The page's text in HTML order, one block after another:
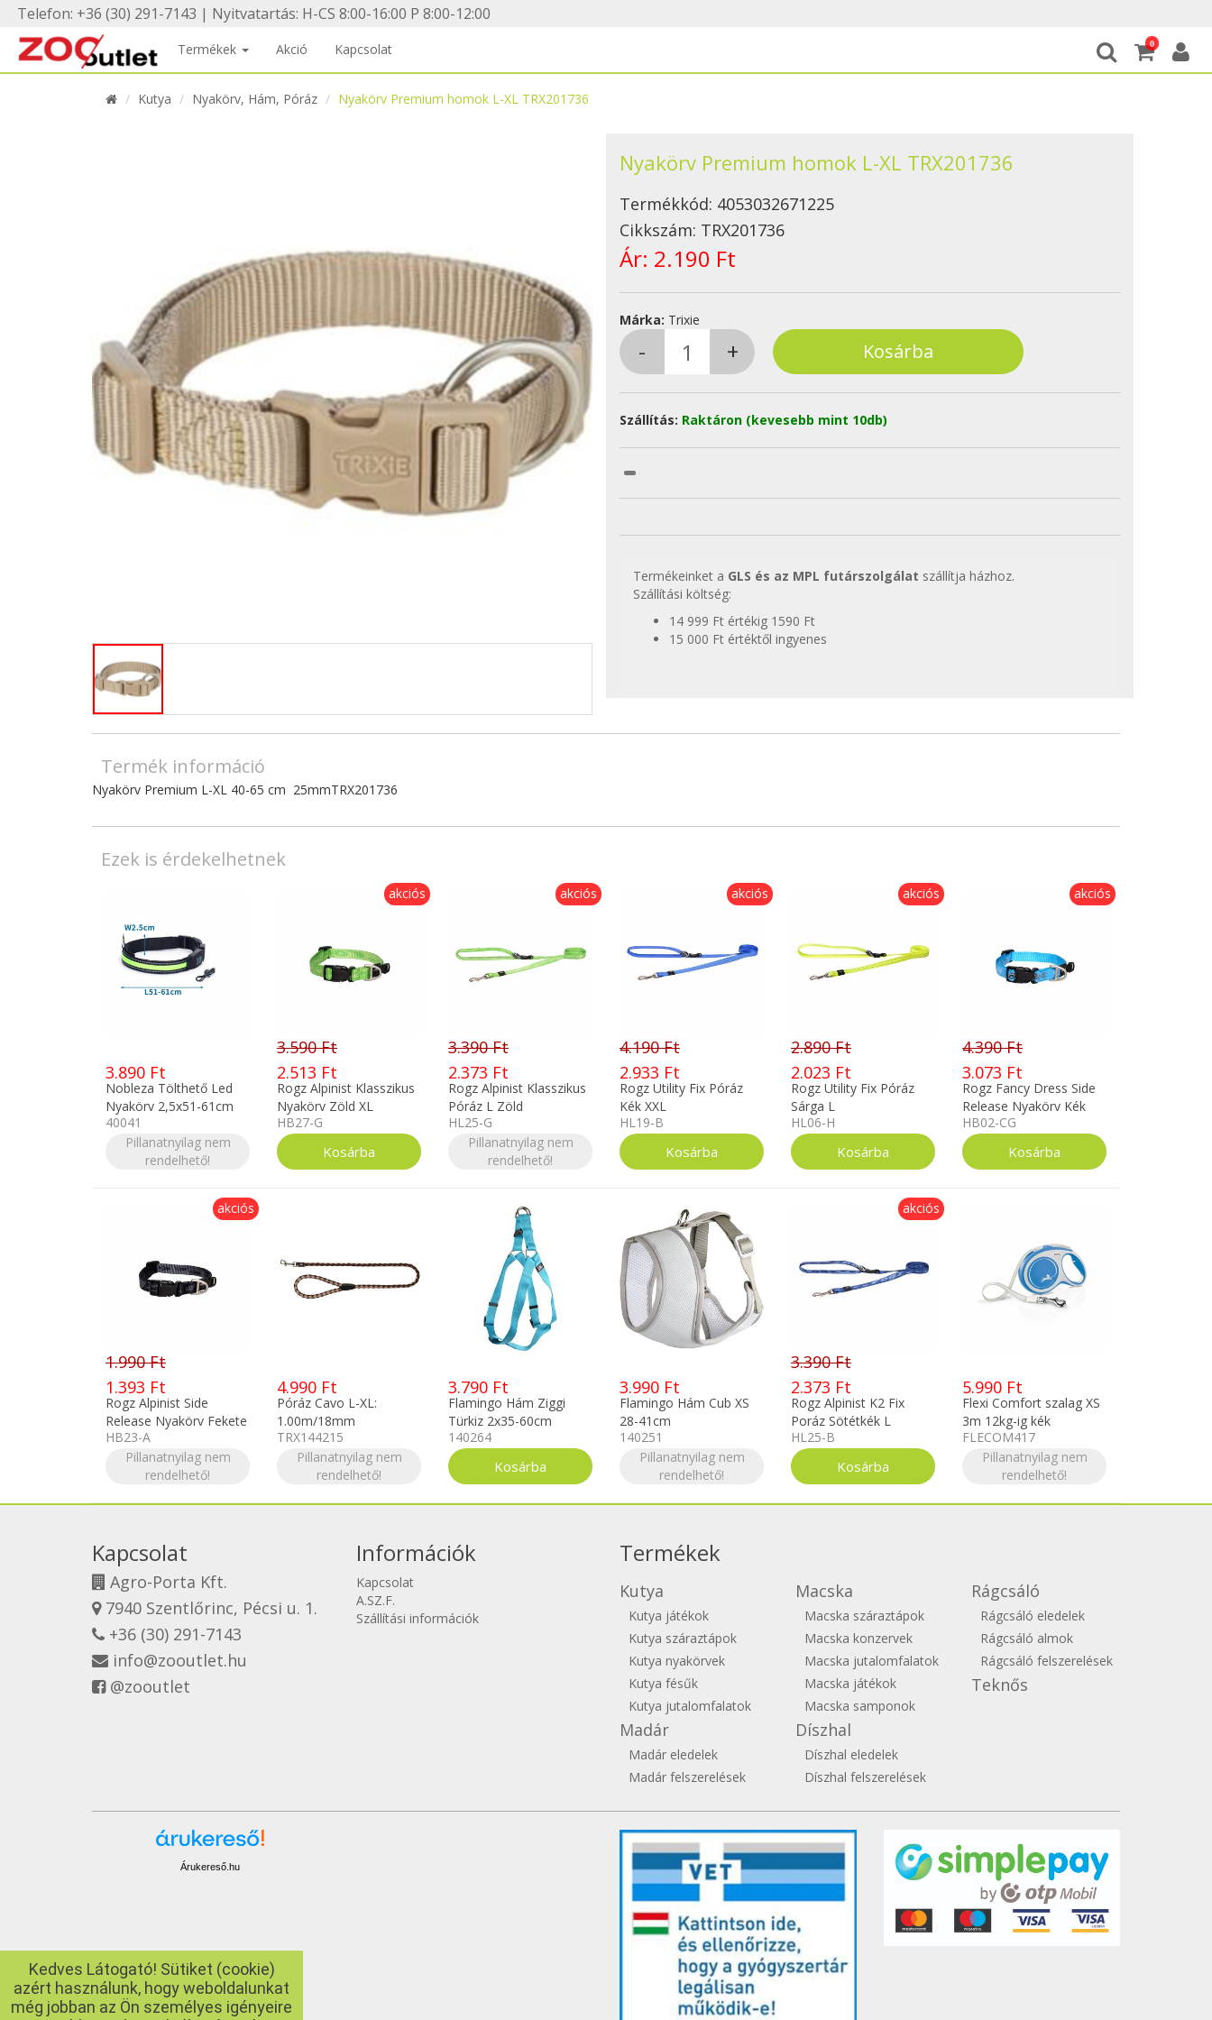
Telefon: +36 (30) 291-7143 | Nyitvatartás: H-CS 8:00-16:00 P 8:00-12:00
0
Termékek Akció Kapcsolat
Kutya Nyakörv, Hám, Póráz Nyakörv Premium homok L-XL TRX201736
Nyakörv Premium homok L-XL TRX201736
Termékkód: 4053032671225
Cikkszám: TRX201736
Ár: 2.190 Ft
Márka: Trixie
Szállítás: Raktáron (kevesebb mint 10db)
Termékeinket a GLS és az MPL futárszolgálat szállítja házhoz.
Szállítási költség:
14 999 Ft értékig 1590 Ft
15 000 Ft értéktől ingyenes
Termék információ
Nyakörv Premium L-XL 40-65 cm 25mmTRX201736
Ezek is érdekelhetnek
3.890 Ft
Nobleza Tölthető Led
Nyakörv 2,5x51-61cm
Zöld M 40041
40041
Pillanatnyilag nem
rendelhető!
akciós
3.590 Ft
2.513 Ft
Rogz Alpinist Klasszikus
Nyakörv Zöld XL
HB27-G
akciós
3.390 Ft
2.373 Ft
Rogz Alpinist Klasszikus
Póráz L Zöld
HL25-G
Pillanatnyilag nem
rendelhető!
akciós
4.190 Ft
2.933 Ft
Rogz Utility Fix Póráz
Kék XXL
HL19-B
akciós
2.890 Ft
2.023 Ft
Rogz Utility Fix Póráz
Sárga L
HL06-H
akciós
4.390 Ft
3.073 Ft
Rogz Fancy Dress Side
Release Nyakörv Kék
Díszes XL
HB02-CG
akciós
1.990 Ft
1.393 Ft
Rogz Alpinist Side
Release Nyakörv Fekete
M
HB23-A
Pillanatnyilag nem
rendelhető!
4.990 Ft
Póráz Cavo L-XL:
1.00m/18mm
mokka/karamell
TRX144215
TRX144215
Pillanatnyilag nem
rendelhető!
3.790 Ft
Flamingo Hám Ziggi
Türkiz 2x35-60cm
519876
140264
3.990 Ft
Flamingo Hám Cub XS
28-41cm
140251
Pillanatnyilag nem
rendelhető!
akciós
3.390 Ft
2.373 Ft
Rogz Alpinist K2 Fix
Poráz Sötétkék L
HL25-B
5.990 Ft
Flexi Comfort szalag XS
3m 12kg-ig kék
FLECOM417
FLECOM417
Pillanatnyilag nem
rendelhető!
Kapcsolat
Agro-Porta Kft.
7940 Szentlőrinc, Pécsi u. 1.
+36 (30) 291-7143
info@zooutlet.hu
@zooutlet
Információk
Kapcsolat
A.SZ.F.
Szállítási információk
Termékek
Kutya
Kutya játékok
Kutya száraztápok
Kutya nyakörvek
Kutya fésűk
Kutya jutalomfalatok
Madár
Madár eledelek
Madár felszerelések
Macska
Macska száraztápok
Macska konzervek
Macska jutalomfalatok
Macska játékok
Macska samponok
Díszhal
Díszhal eledelek
Díszhal felszerelések
Rágcsáló
Rágcsáló eledelek
Rágcsáló almok
Rágcsáló felszerelések
Teknős
Árukereső.hu
Kedves Látogató! Sütiket (cookie)
azért használunk, hogy weboldalunkat
még jobban az Ön személyes igényeire